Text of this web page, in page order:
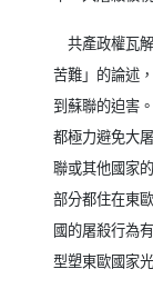
共產政權瓦
苦難」的論述
到蘇聯的迫害
都極力避免大
聯或其他國家
部分都住在東
國的屠殺行為
型塑東歐國家